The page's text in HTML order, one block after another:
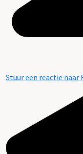
Stuur een reactie naar